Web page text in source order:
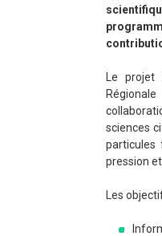
Le
sciences
particules
pression
Les